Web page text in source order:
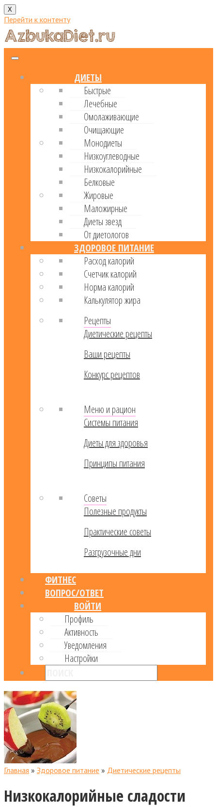
X
Перейти к контенту
ДИЕТЫ
Быстрые
Лечебные
Омолаживающие
Очищающие
Монодиеты
Низкоуглеводные
Низкокалорийные
Белковые
Жировые
Маложирные
Диеты звезд
От диетологов
ЗДОРОВОЕ ПИТАНИЕ
Расход калорий
Cчетчик калорий
Норма калорий
Калькулятор жира
Рецепты
Диетические рецепты
Ваши рецепты
Конкурс рецептов
Меню и рацион
Системы питания
Диеты для здоровья
Принципы питания
Советы
Полезные продукты
Практические советы
Разгрузочные дни
ФИТНЕС
ВОПРОС/ОТВЕТ
ВОЙТИ
Профиль
Активность
Уведомления
Настройки
Главная » Здоровое питание » Диетические рецепты
Низкокалорийные сладости